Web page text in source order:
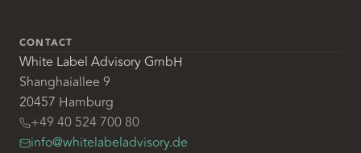
CONTACT
White Label Advisory GmbH
Shanghaiallee 9
20457 Hamburg
+49 40 524 700 80
info@whitelabeladvisory.de